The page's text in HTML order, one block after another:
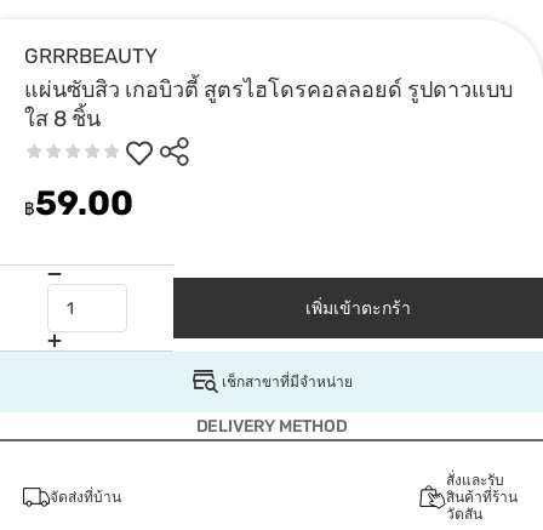
GRRRBEAUTY
แผ่นซับสิว เกอบิวตี้ สูตรไฮโดรคอลลอยด์ รูปดาวแบบ
ใส 8 ชิ้น
฿59.00
เพิ่มเข้าตะกร้า
เช็กสาขาที่มีจำหน่าย
DELIVERY METHOD
จัดส่งที่บ้าน
สั่งและรับ
สินค้าที่ร้าน
วัตสัน